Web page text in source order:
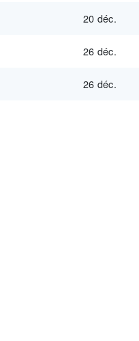
20 déc.
26 déc.
26 déc.